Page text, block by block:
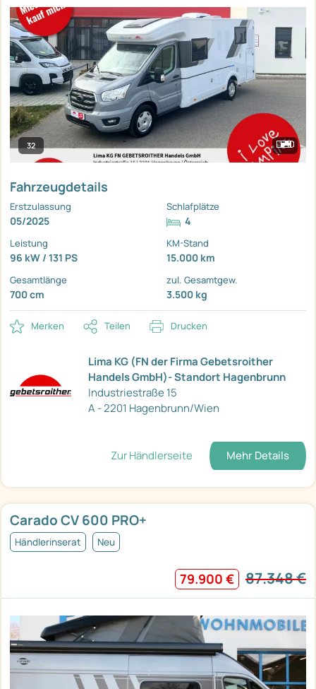
32
Fahrzeugdetails
Erstzulassung
05/2025
Schlafplätze
4
Leistung
96 kW / 131 PS
KM-Stand
15.000 km
Gesamtlänge
700 cm
zul. Gesamtgew.
3.500 kg
Merken Teilen Drucken
Lima KG (FN der Firma Gebetsroither
Handels GmbH)- Standort Hagenbrunn
Industriestraße 15
A - 2201 Hagenbrunn/Wien
Zur Händlerseite Mehr Details
Carado CV 600 PRO+
Händlerinserat Neu
79.900 € 87.348 €